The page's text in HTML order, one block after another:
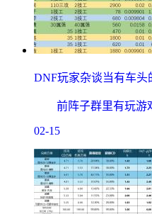
DNF玩家杂谈当有车头
前阵子群里有玩游戏
02-15